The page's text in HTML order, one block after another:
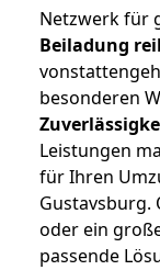
Netzwerk für
Beiladung
besonderen
Leistungen
für Ihren
Gustavsburg.
oder ein
passende